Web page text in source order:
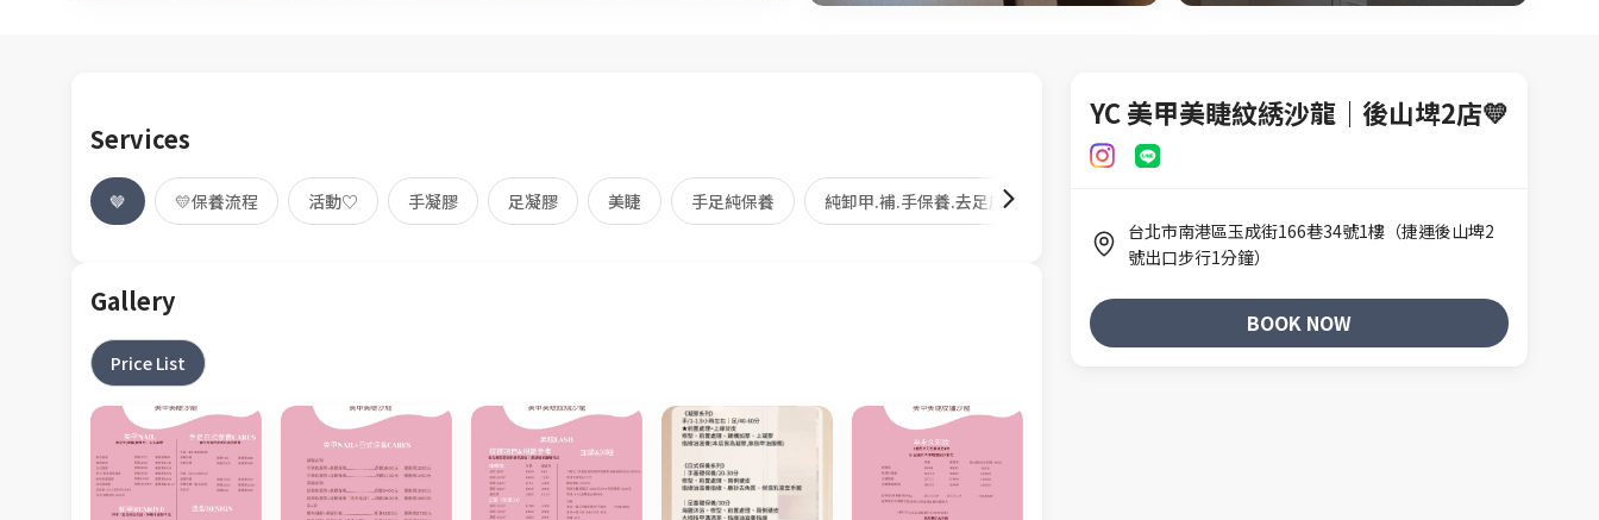
Services
🤎 💛保養流程 活動♡ 手凝膠 足凝膠 美睫 手足純保養 純卸甲.補.手保養.去足底.純卸睫（以上未顯示選項請私訊）
Gallery
Price List
YC 美甲美睫紋綉沙龍｜後山埤2店💛
台北市南港區玉成街166巷34號1樓（捷運後山埤2
號出口步行1分鐘）
BOOK NOW